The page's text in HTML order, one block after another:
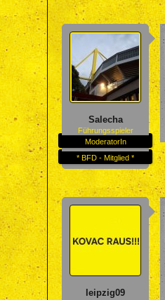
Salecha
Führungsspieler
ModeratorIn
* BFD - Mitglied *
leipzig09